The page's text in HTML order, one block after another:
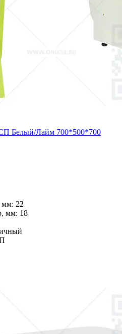
Белый/Лайм 700*500*700
мм: 22
мм: 18